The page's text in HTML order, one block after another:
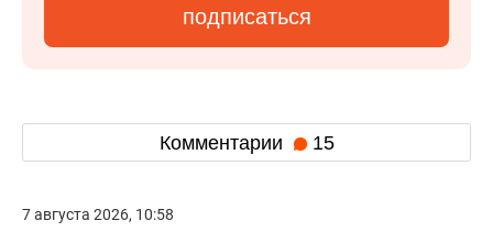
подписаться
Комментарии 15
7 августа 2026, 10:58